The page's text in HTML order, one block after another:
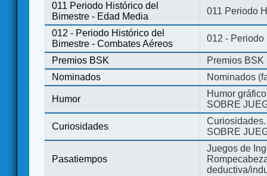
011 Periodo Histórico del
Bimestre - Edad Media
011 Periodo
012 - Periodo Histórico del
Bimestre - Combates Aéreos
012 - Periodo
Premios BSK
Premios BSK
Nominados
Nominados
Humor
Humor
SOBRE
Curiosidades
SOBRE
Pasatiempos
Juegos de
deductiva/